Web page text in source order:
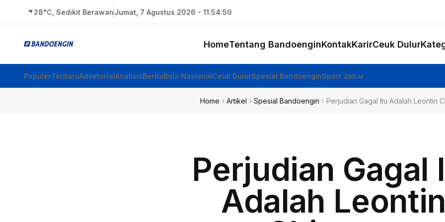
28°C, Sedikit BerawanJumat, 7 Agustus 2026 - 11:54:51
HomeTentang BandoenginKontakKarirCeuk Dulur
PopulerTerbaruAdvetorialAnalisisBeritaBola NasionalCeuk DulurSpesial BandoenginSport Jabar
Home Artikel Spesial Bandoengin Perjudian Gagal Itu Adalah Leontin
Perjudian Gagal
Adalah Leontin